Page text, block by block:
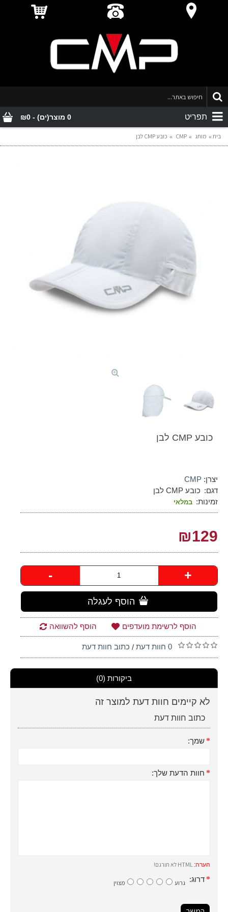
0 מוצר(ים) - ₪0 תפריט
בית מותג CMP כובע CMP לבן
כובע CMP לבן
יצרן: CMP
דגם: כובע CMP לבן
זמינות: במלאי
₪129
- +
הוסף לעגלה
הוסף לרשימת מועדפים הוסף להשוואה
0 חוות דעת / כתוב חוות דעת
ביקורות (0)
לא קיימים חוות דעת למוצר זה
כתוב חוות דעת
שמך:
חוות הדעת שלך:
הערה:
דרוג: גרוע מצוין